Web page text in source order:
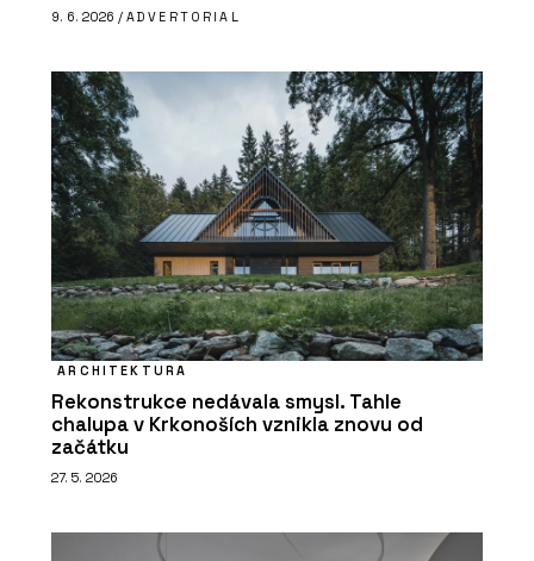
9. 6. 2026 / ADVERTORIAL
ARCHITEKTURA
Rekonstrukce nedávala smysl. Tahle
chalupa v Krkonoších vznikla znovu od
začátku
27. 5. 2026